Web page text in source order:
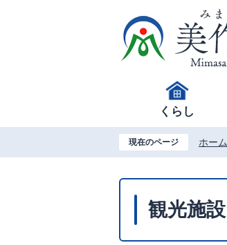
くらし
現在のページ ホーム
観光施設